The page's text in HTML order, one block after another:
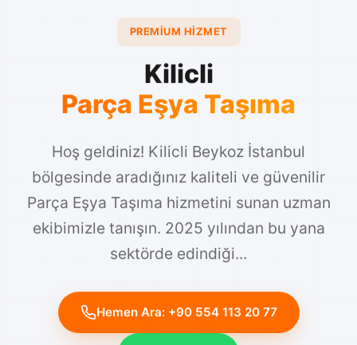
PREMIUM HIZMET
Kilicli
Parça Eşya Taşıma
Hoş geldiniz! Kilicli Beykoz İstanbul
bölgesinde aradığınız kaliteli ve güvenilir
Parça Eşya Taşıma hizmetini sunan uzman
ekibimizle tanışın. 2025 yılından bu yana
sektörde edindiği...